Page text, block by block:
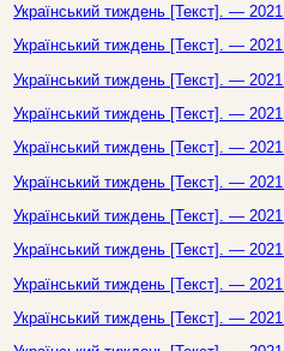
Український тиждень [Текст]. —
Український тиждень [Текст]. —
Український тиждень [Текст]. —
Український тиждень [Текст]. —
Український тиждень [Текст]. —
Український тиждень [Текст]. —
Український тиждень [Текст]. —
Український тиждень [Текст]. —
Український тиждень [Текст]. —
Український тиждень [Текст]. —